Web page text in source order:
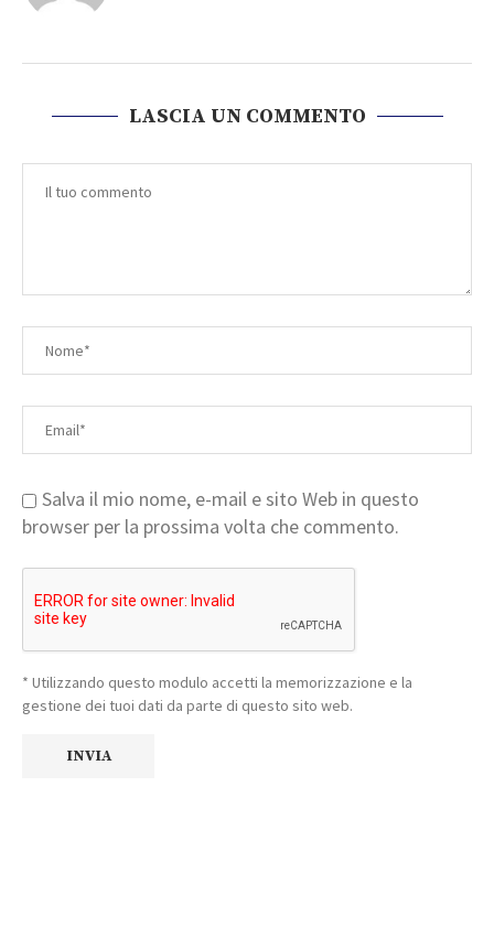
LASCIA UN COMMENTO
Salva il mio nome, e-mail e sito Web in questo
browser per la prossima volta che commento.
* Utilizzando questo modulo accetti la memorizzazione e la
gestione dei tuoi dati da parte di questo sito web.